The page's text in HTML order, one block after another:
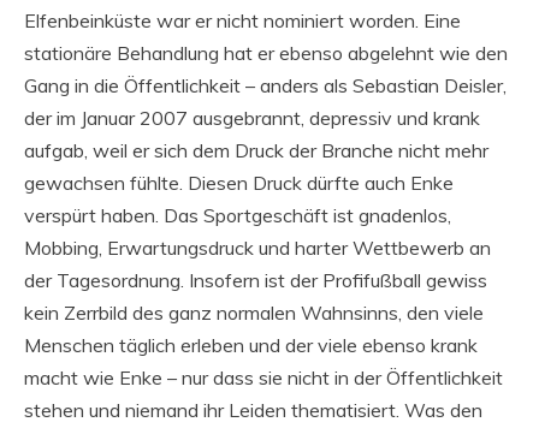
Elfenbeinküste war er nicht nominiert worden. Eine
stationäre Behandlung hat er ebenso abgelehnt wie den
Gang in die Öffentlichkeit – anders als Sebastian Deisler,
der im Januar 2007 ausgebrannt, depressiv und krank
aufgab, weil er sich dem Druck der Branche nicht mehr
gewachsen fühlte. Diesen Druck dürfte auch Enke
verspürt haben. Das Sportgeschäft ist gnadenlos,
Mobbing, Erwartungsdruck und harter Wettbewerb an
der Tagesordnung. Insofern ist der Profifußball gewiss
kein Zerrbild des ganz normalen Wahnsinns, den viele
Menschen täglich erleben und der viele ebenso krank
macht wie Enke – nur dass sie nicht in der Öffentlichkeit
stehen und niemand ihr Leiden thematisiert. Was den